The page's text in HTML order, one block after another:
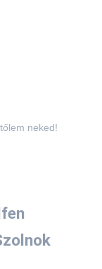
neked!